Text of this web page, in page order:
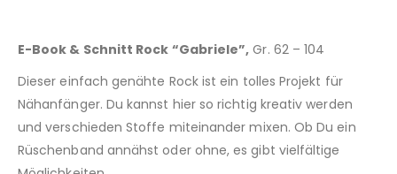
E-Book & Schnitt Rock “Gabriele”, Gr. 62 – 104
Dieser einfach genähte Rock ist ein tolles Projekt für
Nähanfänger. Du kannst hier so richtig kreativ werden
und verschieden Stoffe miteinander mixen. Ob Du ein
Rüschenband annähst oder ohne, es gibt vielfältige